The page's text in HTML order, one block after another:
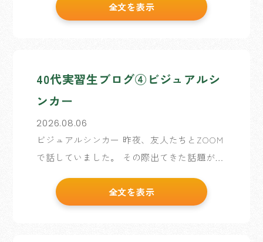
で仲良くなった方々とお食事に行きました。
各々の実習先で、皆さんご活躍されているこ
全文を表示
40代実習生ブログ④ビジュアルシ
ンカー
2026.08.06
ビジュアルシンカー 昨夜、友人たちとZOOM
で話していました。 その際出てきた話題が、
ーマを出してくれた人は、言葉で理解できる
ビジュアルシンカーではない方です。もし世
全文を表示